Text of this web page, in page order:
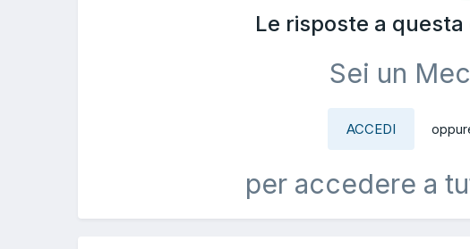
Le risposte a
Sei un
ACCEDI
per accedere a